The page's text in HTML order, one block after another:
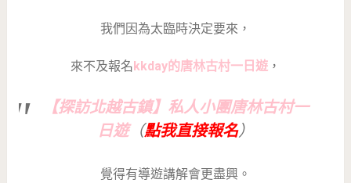
我們因為太臨時決定要來，
來不及報名 kkday的唐林古村一日遊，
【探訪北越古鎮】私人小團唐林古村一
日遊（點我直接報名）
覺得有導遊講解會更盡興。